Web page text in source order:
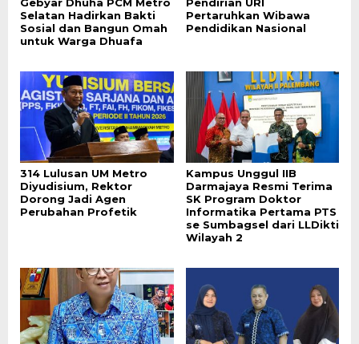
Gebyar Dhuha PCM Metro
Selatan Hadirkan Bakti
Sosial dan Bangun Omah
untuk Warga Dhuafa
Pendirian URI
Pertaruhkan Wibawa
Pendidikan Nasional
314 Lulusan UM Metro
Diyudisium, Rektor
Dorong Jadi Agen
Perubahan Profetik
Kampus Unggul IIB
Darmajaya Resmi Terima
SK Program Doktor
Informatika Pertama PTS
se Sumbagsel dari LLDikti
Wilayah 2